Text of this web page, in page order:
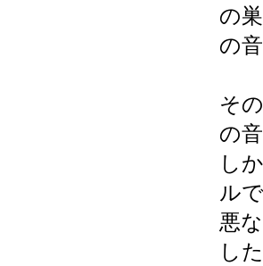
の
の
そ
の
し
ル
悪
し